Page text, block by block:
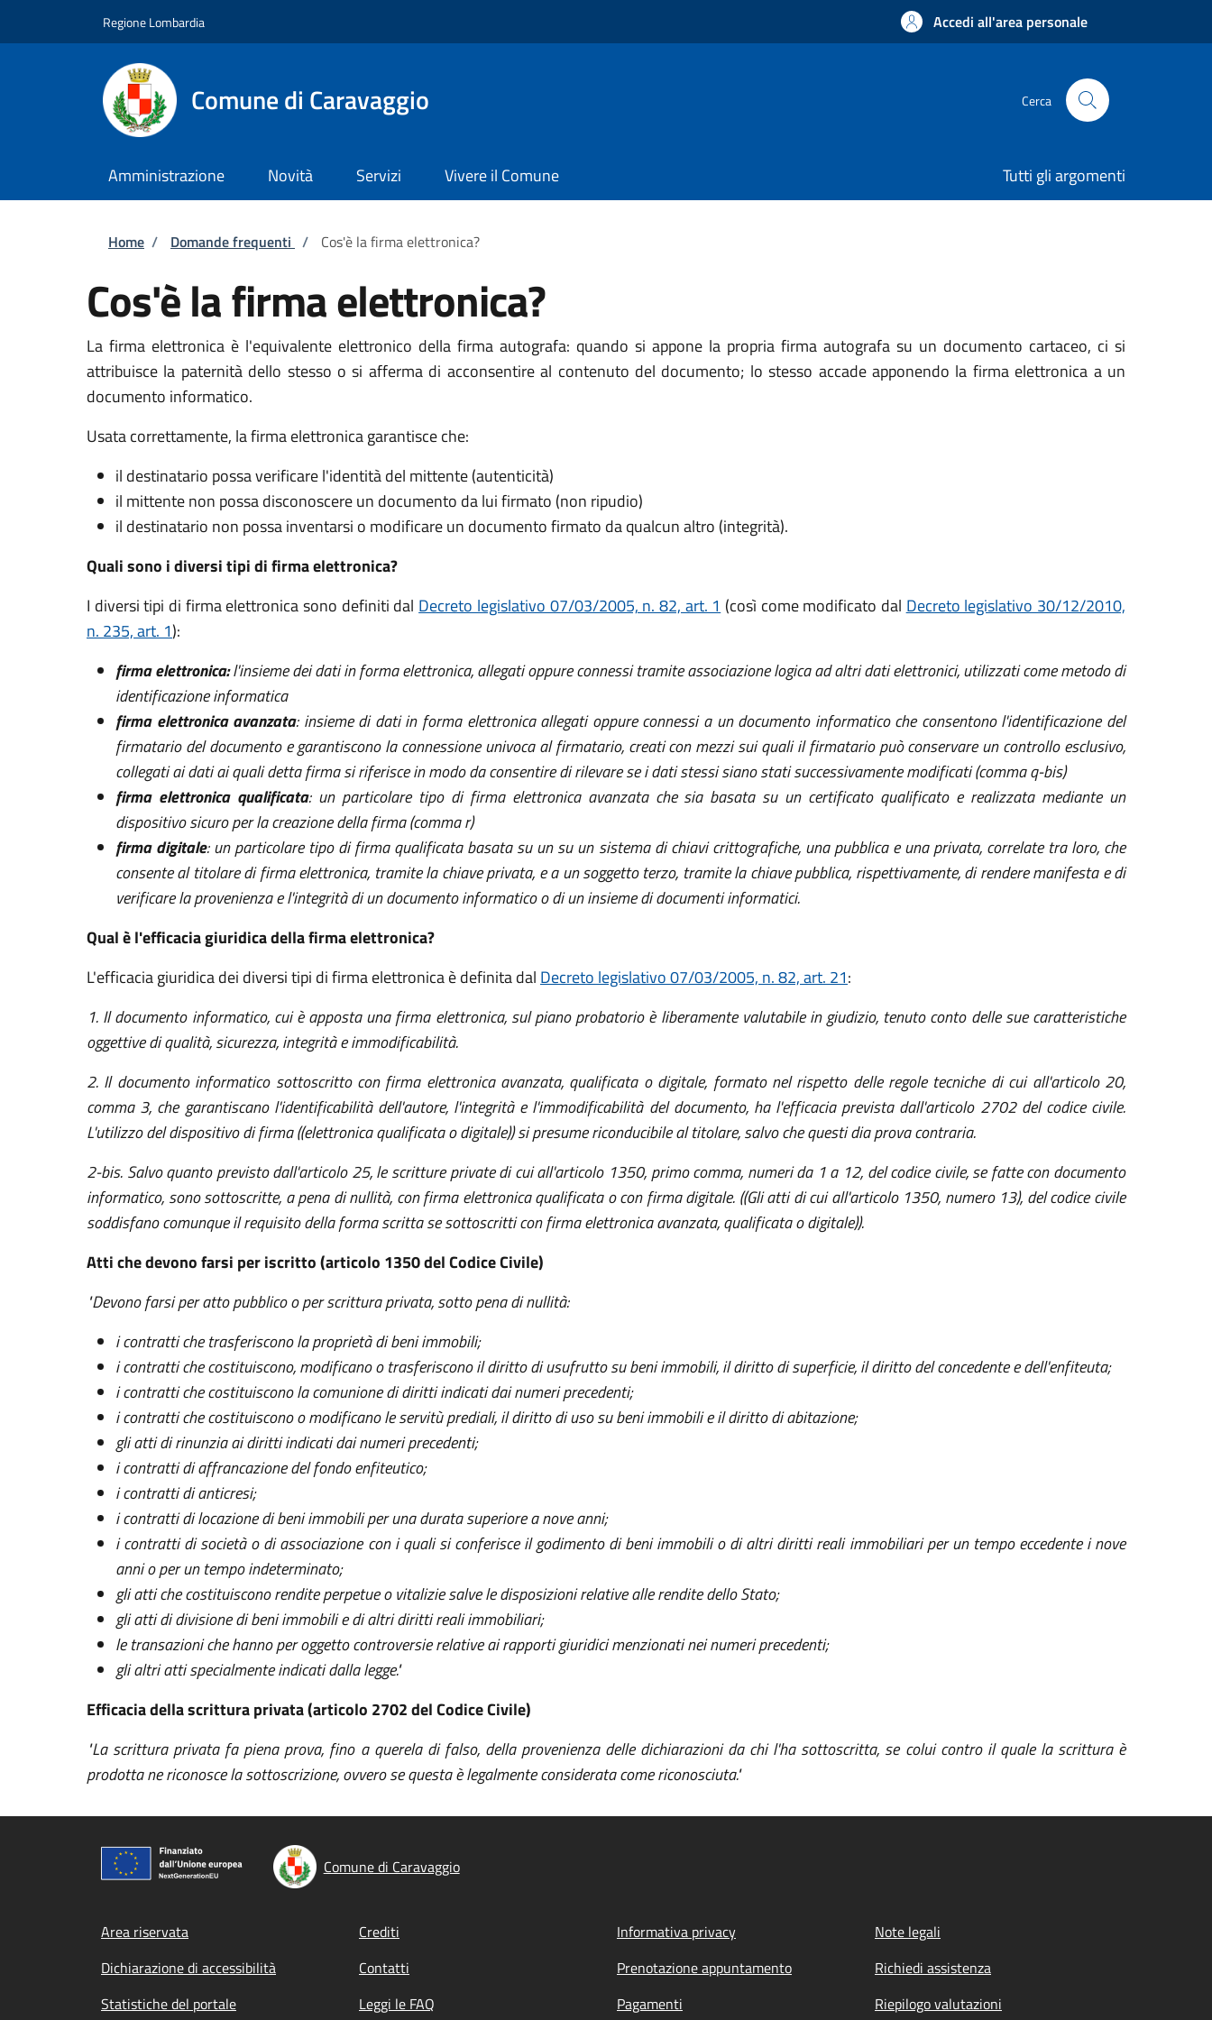
Regione Lombardia Accedi all'area personale
Comune di Caravaggio Cerca
Amministrazione Novità Servizi Vivere il Comune Tutti gli argomenti
Briciole di pane
Home / Domande frequenti / Cos'è la firma elettronica?
Cos'è la firma elettronica?
La firma elettronica è l'equivalente elettronico della firma autografa: quando si appone la propria firma autografa su un documento cartaceo, ci si
attribuisce la paternità dello stesso o si afferma di acconsentire al contenuto del documento; lo stesso accade apponendo la firma elettronica a un
documento informatico.
Usata correttamente, la firma elettronica garantisce che:
il destinatario possa verificare l'identità del mittente (autenticità)
il mittente non possa disconoscere un documento da lui firmato (non ripudio)
il destinatario non possa inventarsi o modificare un documento firmato da qualcun altro (integrità).
Quali sono i diversi tipi di firma elettronica?
I diversi tipi di firma elettronica sono definiti dal Decreto legislativo 07/03/2005, n. 82, art. 1 (così come modificato dal Decreto legislativo 30/12/2010,
n. 235, art. 1):
firma elettronica:l'insieme dei dati in forma elettronica, allegati oppure connessi tramite associazione logica ad altri dati elettronici, utilizzati come metodo di
identificazione informatica
firma elettronica avanzata: insieme di dati in forma elettronica allegati oppure connessi a un documento informatico che consentono l'identificazione del
firmatario del documento e garantiscono la connessione univoca al firmatario, creati con mezzi sui quali il firmatario può conservare un controllo esclusivo,
collegati ai dati ai quali detta firma si riferisce in modo da consentire di rilevare se i dati stessi siano stati successivamente modificati (comma q-bis)
firma elettronica qualificata: un particolare tipo di firma elettronica avanzata che sia basata su un certificato qualificato e realizzata mediante un
dispositivo sicuro per la creazione della firma (comma r)
firma digitale: un particolare tipo di firma qualificata basata su un su un sistema di chiavi crittografiche, una pubblica e una privata, correlate tra loro, che
consente al titolare di firma elettronica, tramite la chiave privata, e a un soggetto terzo, tramite la chiave pubblica, rispettivamente, di rendere manifesta e di
verificare la provenienza e l'integrità di un documento informatico o di un insieme di documenti informatici.
Qual è l'efficacia giuridica della firma elettronica?
L'efficacia giuridica dei diversi tipi di firma elettronica è definita dal Decreto legislativo 07/03/2005, n. 82, art. 21:
1. Il documento informatico, cui è apposta una firma elettronica, sul piano probatorio è liberamente valutabile in giudizio, tenuto conto delle sue caratteristiche
oggettive di qualità, sicurezza, integrità e immodificabilità.
2. Il documento informatico sottoscritto con firma elettronica avanzata, qualificata o digitale, formato nel rispetto delle regole tecniche di cui all'articolo 20,
comma 3, che garantiscano l'identificabilità dell'autore, l'integrità e l'immodificabilità del documento, ha l'efficacia prevista dall'articolo 2702 del codice civile.
L'utilizzo del dispositivo di firma ((elettronica qualificata o digitale)) si presume riconducibile al titolare, salvo che questi dia prova contraria.
2-bis. Salvo quanto previsto dall'articolo 25, le scritture private di cui all'articolo 1350, primo comma, numeri da 1 a 12, del codice civile, se fatte con documento
informatico, sono sottoscritte, a pena di nullità, con firma elettronica qualificata o con firma digitale. ((Gli atti di cui all'articolo 1350, numero 13), del codice civile
soddisfano comunque il requisito della forma scritta se sottoscritti con firma elettronica avanzata, qualificata o digitale)).
Atti che devono farsi per iscritto (articolo 1350 del Codice Civile)
"Devono farsi per atto pubblico o per scrittura privata, sotto pena di nullità:
i contratti che trasferiscono la proprietà di beni immobili;
i contratti che costituiscono, modificano o trasferiscono il diritto di usufrutto su beni immobili, il diritto di superficie, il diritto del concedente e dell'enfiteuta;
i contratti che costituiscono la comunione di diritti indicati dai numeri precedenti;
i contratti che costituiscono o modificano le servitù prediali, il diritto di uso su beni immobili e il diritto di abitazione;
gli atti di rinunzia ai diritti indicati dai numeri precedenti;
i contratti di affrancazione del fondo enfiteutico;
i contratti di anticresi;
i contratti di locazione di beni immobili per una durata superiore a nove anni;
i contratti di società o di associazione con i quali si conferisce il godimento di beni immobili o di altri diritti reali immobiliari per un tempo eccedente i nove
anni o per un tempo indeterminato;
gli atti che costituiscono rendite perpetue o vitalizie salve le disposizioni relative alle rendite dello Stato;
gli atti di divisione di beni immobili e di altri diritti reali immobiliari;
le transazioni che hanno per oggetto controversie relative ai rapporti giuridici menzionati nei numeri precedenti;
gli altri atti specialmente indicati dalla legge."
Efficacia della scrittura privata (articolo 2702 del Codice Civile)
"La scrittura privata fa piena prova, fino a querela di falso, della provenienza delle dichiarazioni da chi l'ha sottoscritta, se colui contro il quale la scrittura è
prodotta ne riconosce la sottoscrizione, ovvero se questa è legalmente considerata come riconosciuta."
Comune di Caravaggio
Footer menu
Area riservata Crediti Informativa privacy
Note legali
Dichiarazione di accessibilità
Contatti Prenotazione appuntamento
Richiedi assistenza
Statistiche del portale
Leggi le FAQ Pagamenti Riepilogo valutazioni